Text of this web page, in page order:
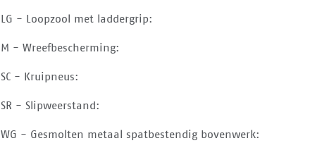
LG - Loopzool met laddergrip:
M - Wreefbescherming:
SC - Kruipneus:
SR - Slipweerstand:
WG - Gesmolten metaal spatbestendig bovenwerk: